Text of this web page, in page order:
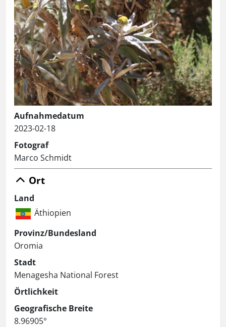
Aufnahmedatum
2023-02-18
Fotograf
Marco Schmidt
Ort
Land
Äthiopien
Provinz/Bundesland
Oromia
Stadt
Menagesha National Forest
Örtlichkeit
Geografische Breite
8.96905°